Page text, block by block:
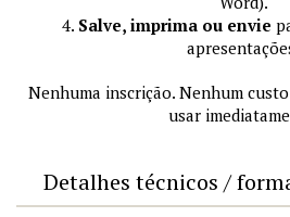
4. Salve, imprima ou envie
Nenhuma inscrição. Nenhum
usar
Detalhes técnicos /